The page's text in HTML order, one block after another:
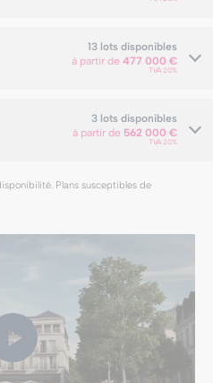
13 lots disponibles
à partir de 477 000 €
TVA 20%
3 lots disponibles
à partir de 562 000 €
TVA 20%
Plans susceptibles de